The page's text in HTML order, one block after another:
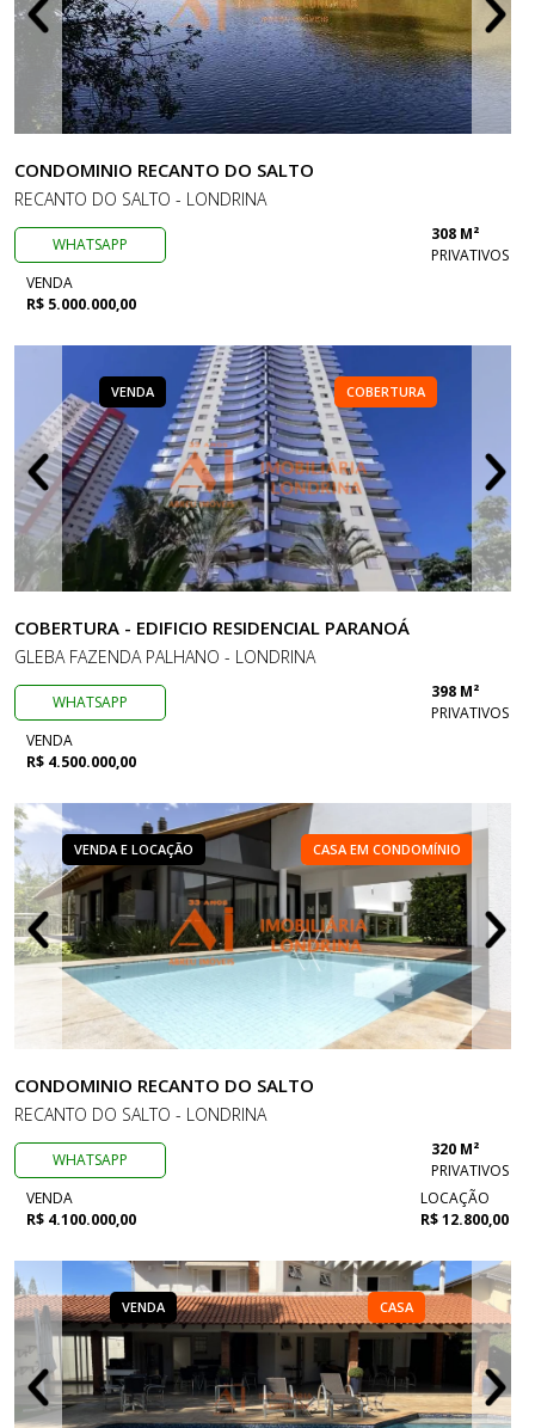
CONDOMINIO RECANTO DO SALTO
RECANTO DO SALTO - LONDRINA
WHATSAPP
308 M²
PRIVATIVOS
VENDA
R$ 5.000.000,00
VENDA COBERTURA
COBERTURA - EDIFICIO RESIDENCIAL PARANOÁ
GLEBA FAZENDA PALHANO - LONDRINA
WHATSAPP
398 M²
PRIVATIVOS
VENDA
R$ 4.500.000,00
VENDA E LOCAÇÃO CASA EM CONDOMÍNIO
CONDOMINIO RECANTO DO SALTO
RECANTO DO SALTO - LONDRINA
WHATSAPP
320 M²
PRIVATIVOS
VENDA
R$ 4.100.000,00
LOCAÇÃO
R$ 12.800,00
VENDA CASA